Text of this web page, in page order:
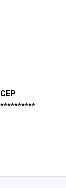
CEP
**********